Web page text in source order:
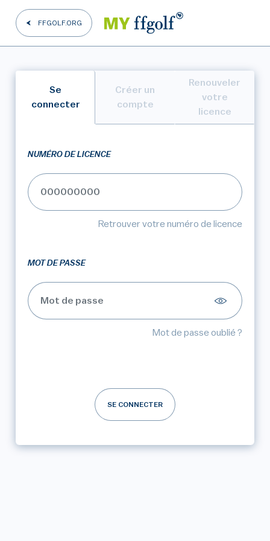
FFGOLF.ORG
Se
connecter
Créer un
compte
Renouveler
votre
licence
NUMÉRO DE LICENCE
Retrouver votre numéro de licence
MOT DE PASSE
Mot de passe oublié ?
SE CONNECTER